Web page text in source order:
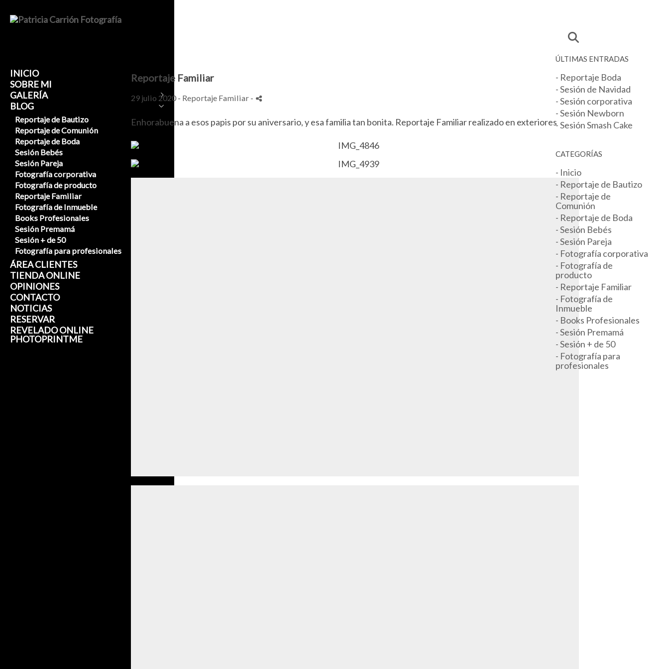
INICIO
SOBRE MI
GALERÍA
FOTOGRAFIA SOCIAL
BODAS Y PRE-BODAS
BAUTIZOS
COMUNIONES
SESIONES
BEBÉS
NIÑOS
SMASH CAKE
EMBARAZO
FAMILIAR
BOOKS PROFESIONALES
BOOK PROFESIONAL INFANTIL
(0-12)
BOOK PROFESIONAL JUVENIL
(13-17)
BOOK PROFESIONAL ADULTO
(+18)
FOTOGRAFÍA PUBLICITARIA
FOTOGRAFÍA DE EVENTOS
FOTOGRAFÍA E-COMMERCE
FOTOGRAFÍA CORPORATIVA Y
PROFESIONAL
NAVIDAD
INSTAGRAM
BLOG
Reportaje de Bautizo
Reportaje de Comunión
Reportaje de Boda
Sesión Bebés
Sesión Pareja
Fotografía corporativa
Fotografía de producto
Reportaje Familiar
Fotografía de Inmueble
Books Profesionales
Sesión Premamá
Sesión + de 50
Fotografía para profesionales
ÁREA CLIENTES
TIENDA ONLINE
OPINIONES
CONTACTO
NOTICIAS
RESERVAR
REVELADO ONLINE
PHOTOPRINTME
Reportaje Familiar
29 julio 2020 - Reportaje Familiar-
Enhorabuena a esos papis por su aniversario, y esa familia tan bonita. Reportaje Familiar realizado en exteriores
ÚLTIMAS ENTRADAS
- Reportaje Boda
- Sesión de Navidad
- Sesión corporativa
- Sesión Newborn
- Sesión Smash Cake
CATEGORÍAS
- Inicio
- Reportaje de Bautizo
- Reportaje de
Comunión
- Reportaje de Boda
- Sesión Bebés
- Sesión Pareja
- Fotografía corporativa
- Fotografía de
producto
- Reportaje Familiar
- Fotografía de
Inmueble
- Books Profesionales
- Sesión Premamá
- Sesión + de 50
- Fotografía para
profesionales